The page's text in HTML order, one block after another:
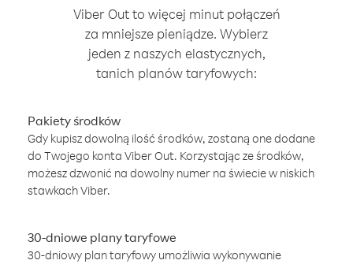
Viber Out to więcej minut połączeń
za mniejsze pieniądze. Wybierz
jeden z naszych elastycznych,
tanich planów taryfowych:
Pakiety środków
Gdy kupisz dowolną ilość środków, zostaną one dodane
do Twojego konta Viber Out. Korzystając ze środków,
możesz dzwonić na dowolny numer na świecie w niskich
stawkach Viber.
30-dniowe plany taryfowe
30-dniowy plan taryfowy umożliwia wykonywanie